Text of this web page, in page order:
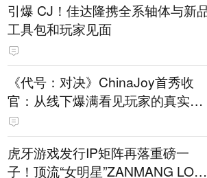
引爆 CJ！佳达隆携全系轴体与新
工具包和玩家见面
《代号：对决》ChinaJoy首秀收
官：从线下爆满看见玩家的真实期
待
虎牙游戏发行IP矩阵再落重磅一
子！顶流“女明星”ZANMANG LOO